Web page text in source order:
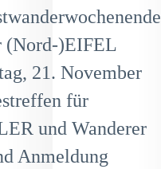
(Nord-)EIFEL
21. November
für
und Wanderer
Anmeldung